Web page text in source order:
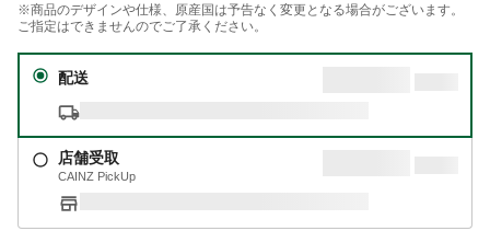
※商品のデザインや仕様、原産国は予告なく変更となる場合がございます。
ご指定はできませんのでご了承ください。
配送
店舗受取
CAINZ PickUp